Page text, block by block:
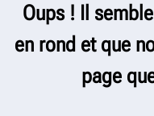
Oups ! Il
en rond et que
page